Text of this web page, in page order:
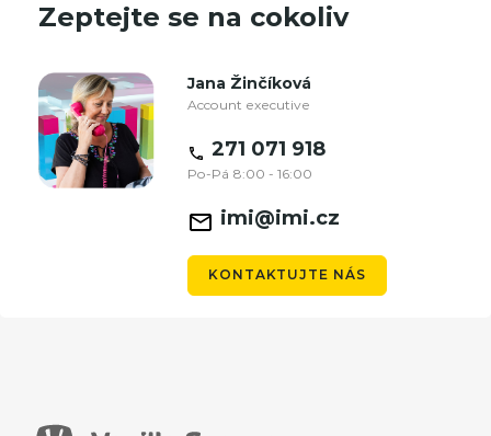
Zeptejte se na cokoliv
Jana Žinčíková
Account executive
271 071 918
Po-Pá 8:00 - 16:00
imi@imi.cz
KONTAKTUJTE NÁS